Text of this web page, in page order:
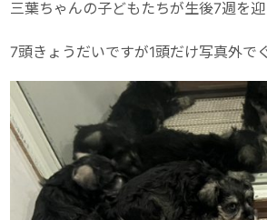
三葉ちゃんの子どもたちが生後7週を
7頭きょうだいですが1頭だけ写真外で